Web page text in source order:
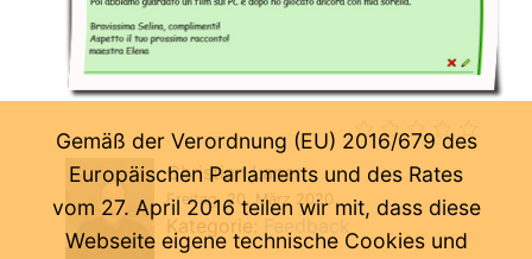
Christian Laner
Freitag, 20. März 2020
Kategorie: Feedback
Gemäß der Verordnung (EU) 2016/679 des
Europäischen Parlaments und des Rates
vom 27. April 2016 teilen wir mit, dass diese
Webseite eigene technische Cookies und